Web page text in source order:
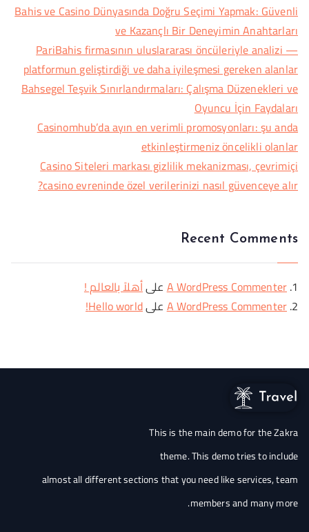
Bahis ve Casino Dünyasında Doğru Seçimi Yapmak: Güvenli
ve Kazançlı Bir Deneyimin Anahtarları
PariBahis firmasının uluslararası öncüleriyle analizi —
platformun geliştirdiği ve daha iyileşmesi gereken alanlar
Bahsegel Teşvik Sınırlandırmaları: Çalışma Düzenekleri ve
Oyuncu İçin Faydaları
Casinomhub’da ayın en verimli promosyonları: şu anda
etkinleştirmeniz öncelikli olanlar
Casino Siteleri markası gizlilik mekanizması, çevrimiçi
casino evreninde özel verilerinizi nasıl güvenceye alır?
Recent Comments
A WordPress Commenterعلىأهلاً بالعالم !
A WordPress CommenterعلىHello world!
This is the main demo for the Zakra
theme. This demo tries to include
almost all different sections that you need like services, team
members and many more.